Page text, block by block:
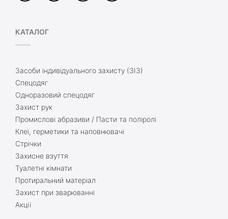
КАТАЛОГ
Засоби індивідуального захисту (ЗІЗ)
Спецодяг
Одноразовий спецодяг
Захист рук
Промислові абразиви / Пасти та поліролі
Клеї, герметики та наповнювачі
Стрічки
Захисне взуття
Туалетні кімнати
Протиральний матеріал
Захист при зварюванні
Акції